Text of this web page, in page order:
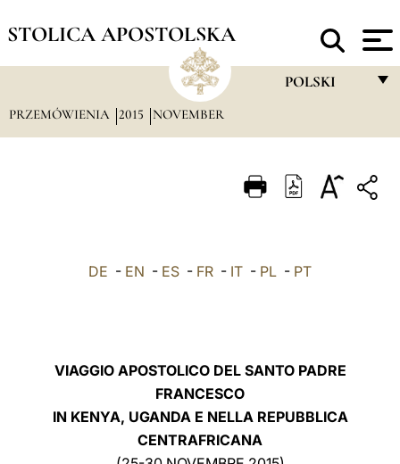
STOLICA APOSTOLSKA
POLSKI
ITALIANO
PRZEMÓWIENIA 2015 NOVEMBER
DE - EN - ES - FR - IT - PL - PT
VIAGGIO APOSTOLICO DEL SANTO PADRE
FRANCESCO
IN KENYA, UGANDA E NELLA REPUBBLICA
CENTRAFRICANA